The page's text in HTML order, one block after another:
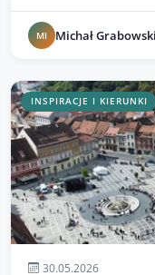
MI Michał Grabowski
INSPIRACJE I KIERUNKI
30.05.2026